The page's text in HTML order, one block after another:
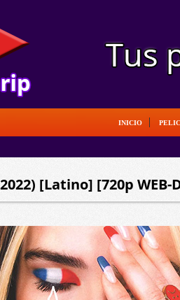
INICIO
[Latino] [720p WEB-